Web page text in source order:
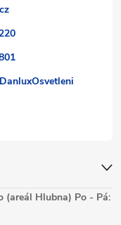
(areál Hlubna) Po - Pá: